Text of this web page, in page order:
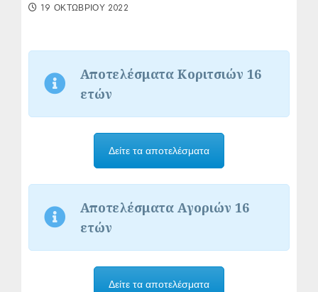
19 ΟΚΤΩΒΡΊΟΥ 2022
Αποτελέσματα Κοριτσιών 16
ετών
Δείτε τα αποτελέσματα
Αποτελέσματα Αγοριών 16
ετών
Δείτε τα αποτελέσματα